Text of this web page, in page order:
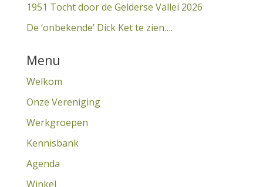
1951 Tocht door de Gelderse Vallei 2026
De ‘onbekende’ Dick Ket te zien….
Menu
Welkom
Onze Vereniging
Werkgroepen
Kennisbank
Agenda
Winkel